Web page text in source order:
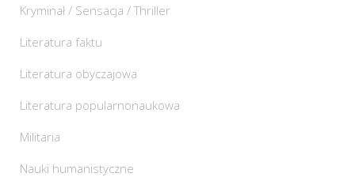
Kryminał / Sensacja / Thriller
Literatura faktu
Literatura obyczajowa
Literatura popularnonaukowa
Militaria
Nauki humanistyczne